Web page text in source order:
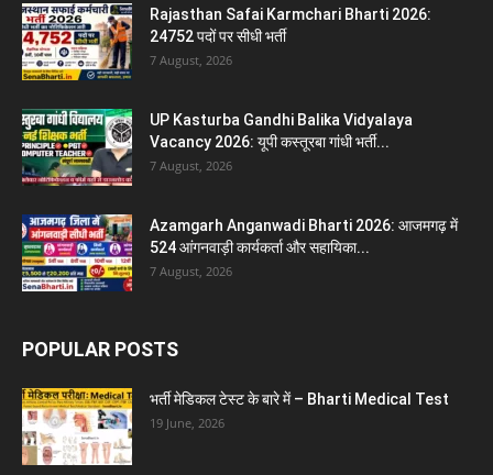
Rajasthan Safai Karmchari Bharti 2026:
24752 पदों पर सीधी भर्ती
7 August, 2026
UP Kasturba Gandhi Balika Vidyalaya
Vacancy 2026: यूपी कस्तूरबा गांधी भर्ती...
7 August, 2026
Azamgarh Anganwadi Bharti 2026: आजमगढ़ में
524 आंगनवाड़ी कार्यकर्ता और सहायिका...
7 August, 2026
POPULAR POSTS
भर्ती मेडिकल टेस्ट के बारे में – Bharti Medical Test
19 June, 2026